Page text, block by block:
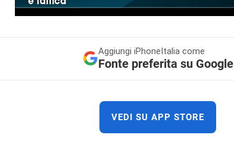
Aggiungi iPhoneItalia come
Fonte preferita su Google
VEDI SU APP STORE